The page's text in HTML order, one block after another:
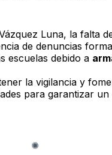
Luna, la falta
de denuncias
escuelas debido a
la vigilancia y
para garantizar